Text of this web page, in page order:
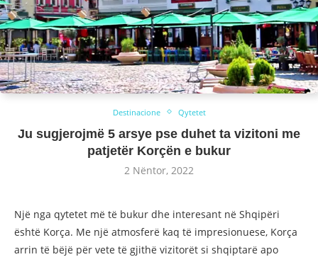
Destinacione Qytetet
Ju sugjerojmë 5 arsye pse duhet ta vizitoni me
patjetër Korçën e bukur
2 Nëntor, 2022
Një nga qytetet më të bukur dhe interesant në Shqipëri
është Korça. Me një atmosferë kaq të impresionuese, Korça
arrin të bëjë për vete të gjithë vizitorët si shqiptarë apo